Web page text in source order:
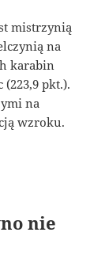
mistrzynią
na
karabin
(223,9 pkt.).
na
wzroku.
nie